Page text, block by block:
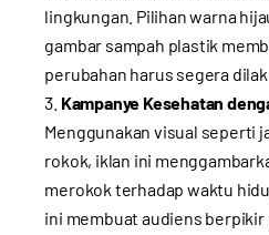
lingkungan. Pilihan warna
gambar sampah plastik
perubahan harus segera
Kampanye Kesehatan
Menggunakan visual seperti
rokok, iklan ini
merokok terhadap waktu
ini membuat audiens